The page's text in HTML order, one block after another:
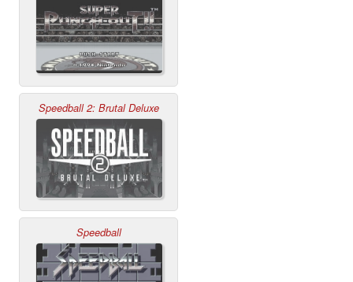
Speedball 2: Brutal Deluxe
Speedball